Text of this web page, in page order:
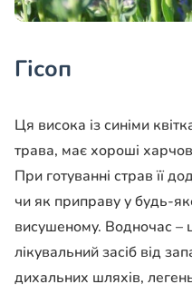
Гісоп
Ця висока із синіми
трава, має хороші
При готуванні страв її
чи як приправу у будь-
висушеному. Водночас
лікувальний засіб від
дихальних шляхів,